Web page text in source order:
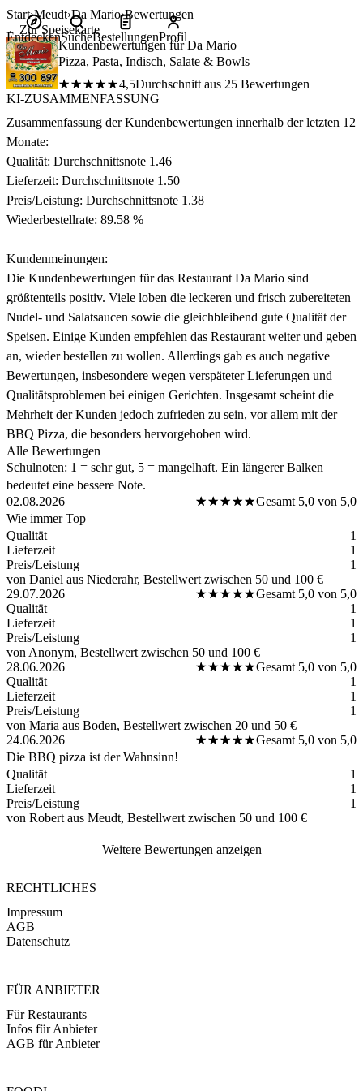
Start Meudt Da Mario Bewertungen
← Zur Speisekarte
Kundenbewertungen für Da Mario
Pizza, Pasta, Indisch, Salate & Bowls
★★★★★
★★★★★4,5Durchschnitt aus 25 Bewertungen
KI-ZUSAMMENFASSUNG
Zusammenfassung der Kundenbewertungen innerhalb der letzten 12
Monate:
Qualität: Durchschnittsnote 1.46
Lieferzeit: Durchschnittsnote 1.50
Preis/Leistung: Durchschnittsnote 1.38
Wiederbestellrate: 89.58 %
Kundenmeinungen:
Die Kundenbewertungen für das Restaurant Da Mario sind
größtenteils positiv. Viele loben die leckeren und frisch zubereiteten
Nudel- und Salatsaucen sowie die gleichbleibend gute Qualität der
Speisen. Einige Kunden empfehlen das Restaurant weiter und geben
an, wieder bestellen zu wollen. Allerdings gab es auch negative
Bewertungen, insbesondere wegen verspäteter Lieferungen und
Qualitätsproblemen bei einigen Gerichten. Insgesamt scheint die
Mehrheit der Kunden jedoch zufrieden zu sein, vor allem mit der
BBQ Pizza, die besonders hervorgehoben wird.
Alle Bewertungen
Schulnoten: 1 = sehr gut, 5 = mangelhaft. Ein längerer Balken
bedeutet eine bessere Note.
02.08.2026
★★★★★
★★★★★Gesamt 5,0 von 5,0
Wie immer Top
Qualität
1
Lieferzeit
1
Preis/Leistung
1
von Daniel aus Niederahr, Bestellwert zwischen 50 und 100 €
29.07.2026
★★★★★
★★★★★Gesamt 5,0 von 5,0
Qualität
1
Lieferzeit
1
Preis/Leistung
1
von Anonym, Bestellwert zwischen 50 und 100 €
28.06.2026
★★★★★
★★★★★Gesamt 5,0 von 5,0
Qualität
1
Lieferzeit
1
Preis/Leistung
1
von Maria aus Boden, Bestellwert zwischen 20 und 50 €
24.06.2026
★★★★★
★★★★★Gesamt 5,0 von 5,0
Die BBQ pizza ist der Wahnsinn!
Qualität
1
Lieferzeit
1
Preis/Leistung
1
von Robert aus Meudt, Bestellwert zwischen 50 und 100 €
Weitere Bewertungen anzeigen
RECHTLICHES
Impressum
AGB
Datenschutz
FÜR ANBIETER
Für Restaurants
Infos für Anbieter
AGB für Anbieter
EntdeckenSucheBestellungenProfil